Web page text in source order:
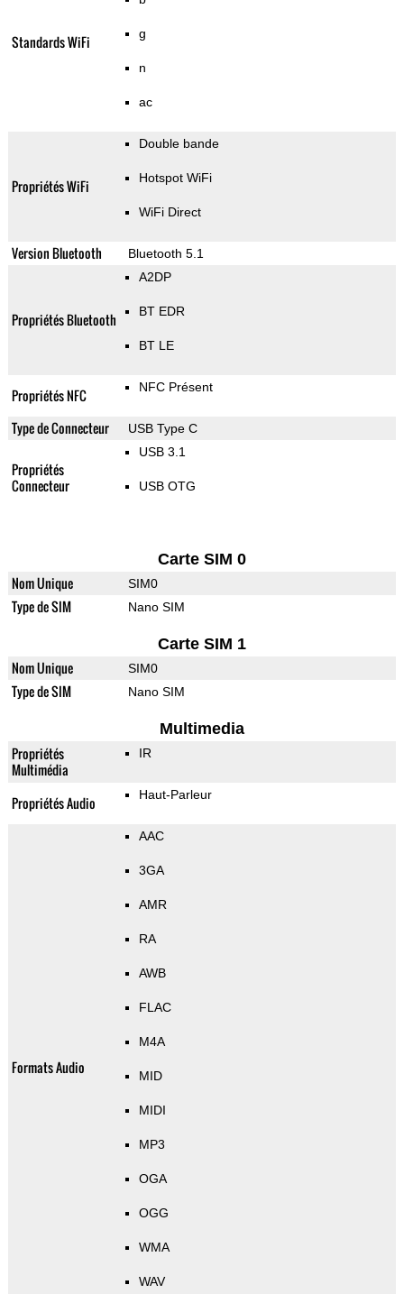
Standards WiFi g
n
ac
Propriétés WiFi
Double bande
Hotspot WiFi
WiFi Direct
Version Bluetooth Bluetooth 5.1
Propriétés Bluetooth
A2DP
BT EDR
BT LE
Propriétés NFC NFC Présent
Type de Connecteur USB Type C
Propriétés
Connecteur
USB 3.1
USB OTG
Carte SIM 0
Nom Unique SIM0
Type de SIM Nano SIM
Carte SIM 1
Nom Unique SIM0
Type de SIM Nano SIM
Multimedia
Propriétés
Multimédia
IR
Propriétés Audio Haut-Parleur
Formats Audio
AAC
3GA
AMR
RA
AWB
FLAC
M4A
MID
MIDI
MP3
OGA
OGG
WMA
WAV